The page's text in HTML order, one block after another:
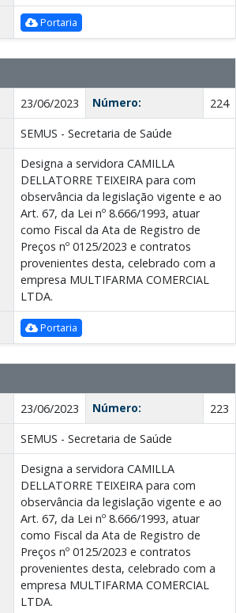
Portaria
23/06/2023 Número:
224
SEMUS - Secretaria de Saúde
Designa a servidora CAMILLA
DELLATORRE TEIXEIRA para com
observância da legislação vigente e ao
Art. 67, da Lei nº 8.666/1993, atuar
como Fiscal da Ata de Registro de
Preços nº 0125/2023 e contratos
provenientes desta, celebrado com a
empresa MULTIFARMA COMERCIAL
LTDA.
Portaria
23/06/2023 Número:
223
SEMUS - Secretaria de Saúde
Designa a servidora CAMILLA
DELLATORRE TEIXEIRA para com
observância da legislação vigente e ao
Art. 67, da Lei nº 8.666/1993, atuar
como Fiscal da Ata de Registro de
Preços nº 0125/2023 e contratos
provenientes desta, celebrado com a
empresa MULTIFARMA COMERCIAL
LTDA.